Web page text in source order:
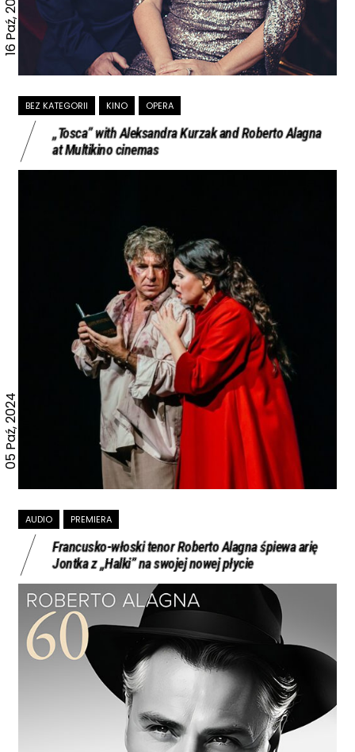
16 Paź, 2024
BEZ KATEGORII KINO OPERA
„Tosca” with Aleksandra Kurzak and Roberto Alagna
at Multikino cinemas
05 Paź, 2024
AUDIO PREMIERA
Francusko-włoski tenor Roberto Alagna śpiewa arię
Jontka z „Halki” na swojej nowej płycie